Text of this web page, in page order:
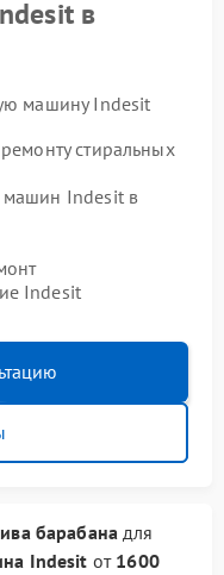
в
машину Indesit
стиральных
машин Indesit в
Indesit
барабана для
Indesit от 1600